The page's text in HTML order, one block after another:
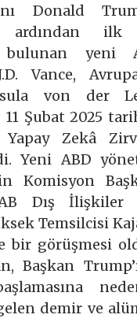
Donald
ardından
bulunan yeni
J.D. Vance,
von der
Şubat 2025
Zekâ
Yeni ABD
Komisyon
Dış İlişkiler
Temsilcisi
bir görüşmesi
Başkan
demir ve